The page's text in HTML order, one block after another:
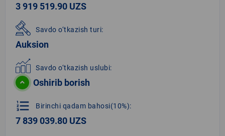
3 919 519.90 UZS
Savdo o‘tkazish turi:
Auksion
Savdo o‘tkazish uslubi:
Oshirib borish
format_list_numbered Birinchi qadam bahosi(10%):
7 839 039.80 UZS